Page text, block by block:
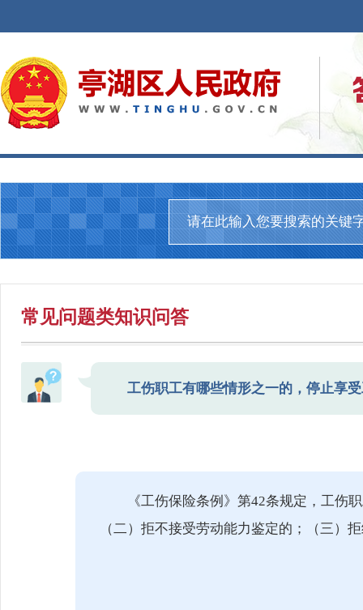
常见问题类知识问答
工伤职工有哪些情形之一的，停止享
《工伤保险条例》第42条规定，工伤
（二）拒不接受劳动能力鉴定的；（三）